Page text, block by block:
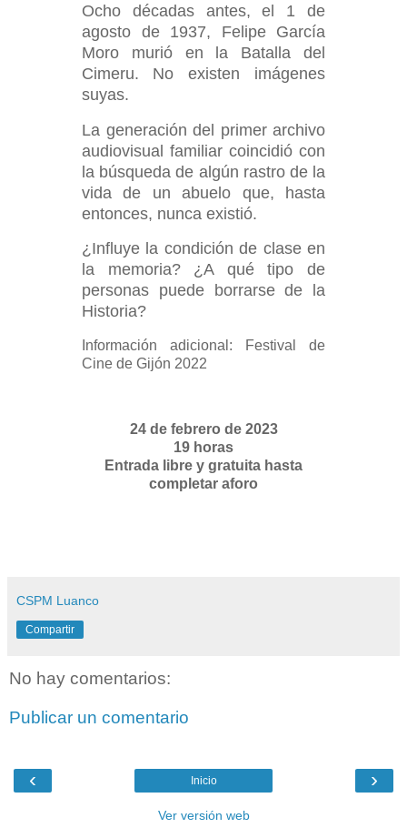
Ocho décadas antes, el 1 de
agosto de 1937, Felipe García
Moro murió en la Batalla del
Cimeru.
No existen imágenes
suyas.
La generación del primer archivo
audiovisual familiar coincidió con
la búsqueda de algún rastro de la
vida de un abuelo que, hasta
entonces, nunca existió.
¿Influye la condición de clase en
la memoria? ¿A qué tipo de
personas puede borrarse de la
Historia?
Información adicional: Festival de
Cine de Gijón 2022
24 de febrero de 2023
19 horas
Entrada libre y gratuita hasta
completar aforo
CSPM Luanco
Compartir
No hay comentarios:
Publicar un comentario
‹ ›
Inicio
Ver versión web